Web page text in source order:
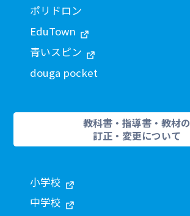
ポリドロン
EduTown
青いスピン
douga pocket
教科書・指導書・教材の
訂正・変更について
小学校
中学校